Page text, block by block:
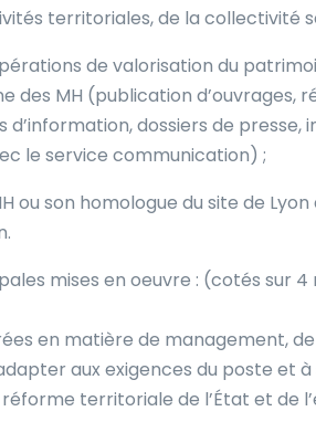
territoriales, de la collectivité
de valorisation du
des MH (publication
dossiers de presse,
le service communication) ;
ou son homologue du site de
mises en oeuvre : (cotés sur
en matière de management,
aux exigences du poste et
territoriale de l’État et de